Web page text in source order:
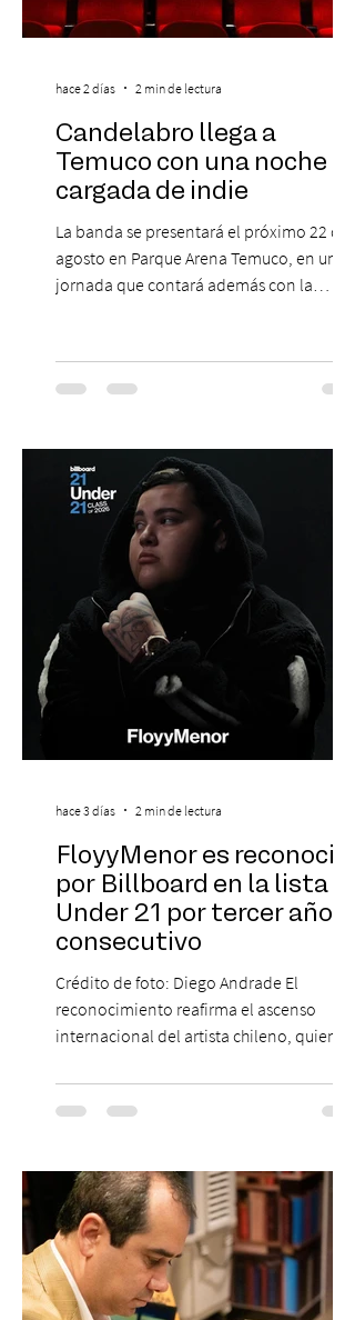
Candelabro llega a
Temuco con una noche
cargada de indie
La banda se presentará el próximo 22 de
agosto en Parque Arena Temuco, en una
jornada que contará además con la
agosto, el Parque Arena Temuco será
escenario de una noche dedicada al indie
banda que llegará a la capital de La
Araucanía para ofrecer un show cargado
de energía, guitarras y canciones que han
marcado su breve pero exitosa trayectoria.
hace 2 días 2 min de lectura
FloyyMenor es reconocido
por Billboard en la lista 21
Under 21 por tercer año
consecutivo
Crédito de foto: Diego Andrade El
reconocimiento reafirma el ascenso
internacional del artista chileno, quien
en la escena global. MIAMI, FL (3 de agosto
de 2026) — FloyyMenor ha sido
Under 21 por tercer año consecutivo,
formando parte una vez más de la
selección anual de la publicación que
destaca a los artistas menores de 21 años
más influyentes de la industria musical.
Este reconocimiento reaf
hace 3 días 2 min de lectura